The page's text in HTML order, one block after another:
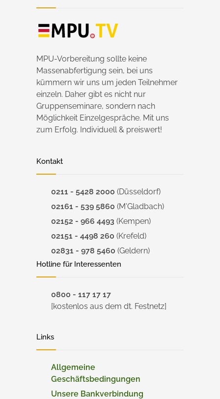
MPU-Vorbereitung sollte keine
Massenabfertigung sein, bei uns
kümmern wir uns um jeden Teilnehmer
einzeln. Daher gibt es nicht nur
Gruppenseminare, sondern nach
Möglichkeit Einzelgespräche. Mit uns
zum Erfolg. Individuell & preiswert!
Kontakt
0211 - 5428 2000 (Düsseldorf)
02161 - 539 5860 (M'Gladbach)
02152 - 966 4493 (Kempen)
02151 - 4498 260 (Krefeld)
02831 - 978 5460 (Geldern)
Hotline für Interessenten
0800 - 117 17 17
[kostenlos aus dem dt. Festnetz]
Links
Allgemeine
Geschäftsbedingungen
Unsere Bankverbindung